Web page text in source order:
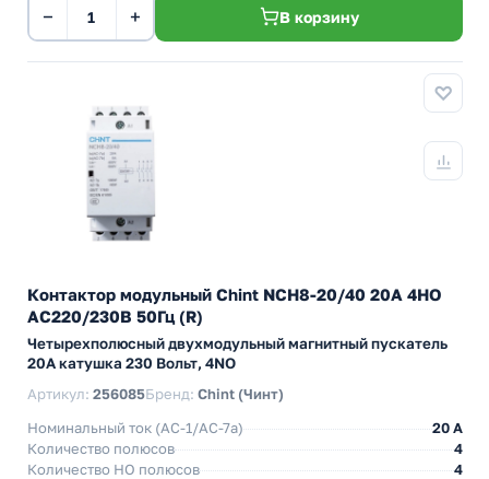
− + В корзину
Контактор модульный Chint NCH8-20/40 20A 4НО
AC220/230В 50Гц (R)
Четырехполюсный двухмодульный магнитный пускатель
20А катушка 230 Вольт, 4NO
Артикул: 256085Бренд: Chint (Чинт)
Номинальный ток (АС-1/AC-7a)
20 A
Количество полюсов
4
Количество НO полюсов
4